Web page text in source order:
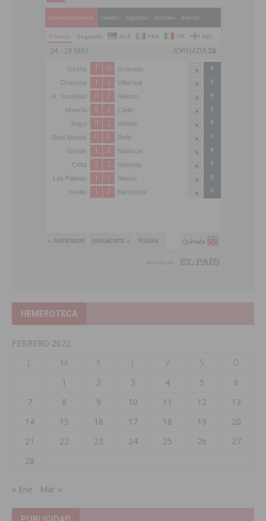
HEMEROTECA
FEBRERO 2022
L
M X J V S
D
1
2 3 4 5
6
7
8 9 10 11 12
13
14
15 16 17 18 19
20
21
22 23 24 25 26
27
28
« Ene Mar »